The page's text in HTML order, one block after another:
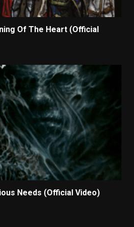
Of The Heart (Official
Needs (Official Video)